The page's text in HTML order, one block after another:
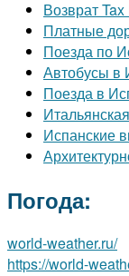
Возврат
Платные
Поезда по
Автобусы в
Поезда в
Испанские
Погода:
world-weather.ru/
https://world-